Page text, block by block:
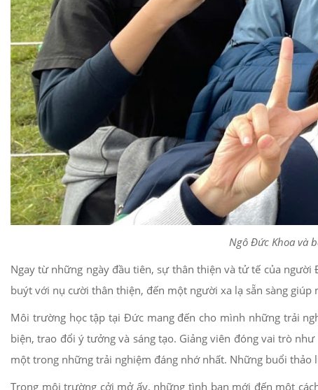
Ngô Đức Khoa và
Ngay từ những ngày đầu tiên, sự thân thiện và tử tế của
buýt với nụ cười thân thiện, đến một người xa lạ sẵn sàng
Môi trường học tập tại Đức mang đến cho mình những trải
biện, trao đổi ý tưởng và sáng tạo. Giảng viên đóng vai trò
một trong những trải nghiệm đáng nhớ nhất. Những buổi thảo
Trong môi trường cởi mở ấy, những tình bạn mới đến một